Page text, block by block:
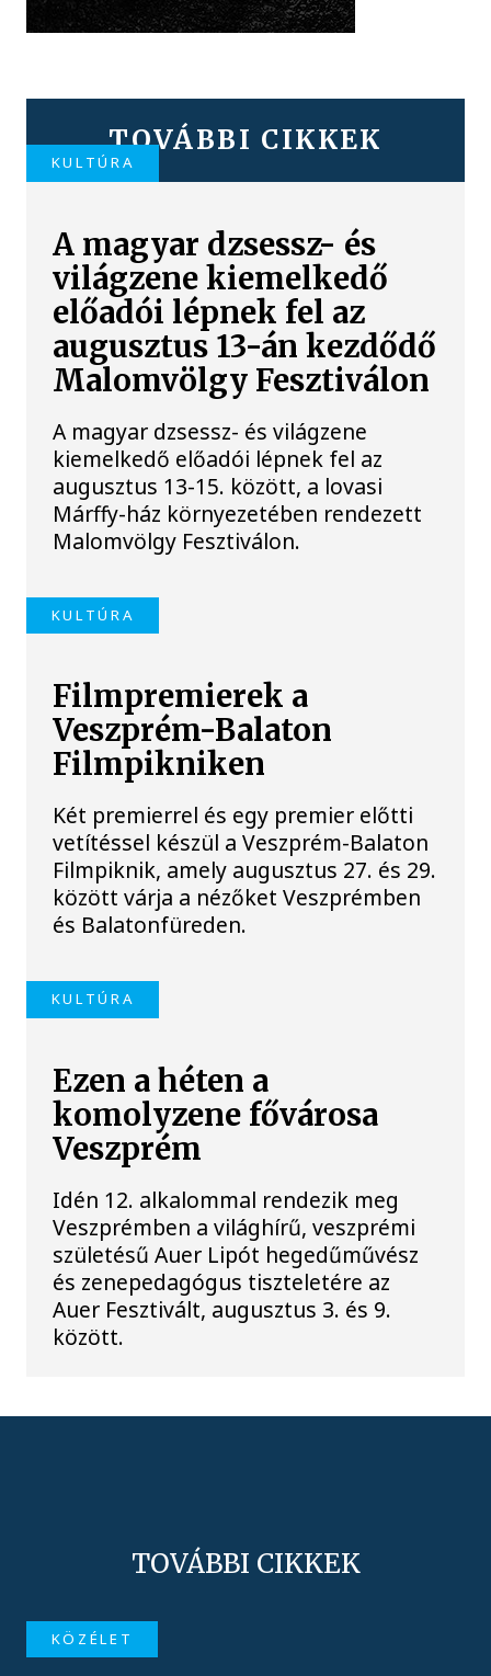
TOVÁBBI CIKKEK
KULTÚRA
A magyar dzsessz- és
világzene kiemelkedő
előadói lépnek fel az
augusztus 13-án kezdődő
Malomvölgy Fesztiválon
A magyar dzsessz- és világzene
kiemelkedő előadói lépnek fel az
augusztus 13-15. között, a lovasi
Márffy-ház környezetében rendezett
Malomvölgy Fesztiválon.
KULTÚRA
Filmpremierek a
Veszprém-Balaton
Filmpikniken
Két premierrel és egy premier előtti
vetítéssel készül a Veszprém-Balaton
Filmpiknik, amely augusztus 27. és 29.
között várja a nézőket Veszprémben
és Balatonfüreden.
KULTÚRA
Ezen a héten a
komolyzene fővárosa
Veszprém
Idén 12. alkalommal rendezik meg
Veszprémben a világhírű, veszprémi
születésű Auer Lipót hegedűművész
és zenepedagógus tiszteletére az
Auer Fesztivált, augusztus 3. és 9.
között.
TOVÁBBI CIKKEK
KÖZÉLET